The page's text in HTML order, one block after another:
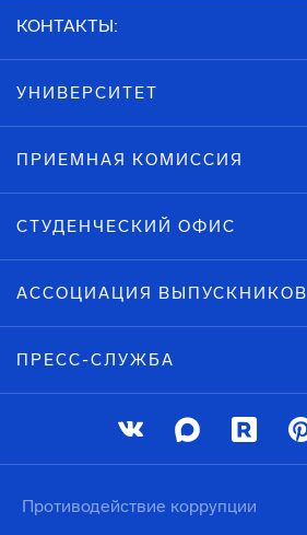
КОНТАКТЫ:
УНИВЕРСИТЕТ
ПРИЕМНАЯ КОМИССИЯ
СТУДЕНЧЕСКИЙ ОФИС
АССОЦИАЦИЯ ВЫПУСКНИКОВ
ПРЕСС-СЛУЖБА
Противодействие коррупции